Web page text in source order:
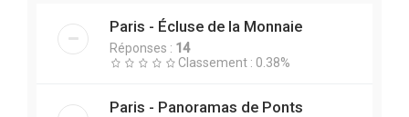
Paris - Écluse de la Monnaie
Réponses : 14
Classement : 0.38%
Paris - Panoramas de Ponts